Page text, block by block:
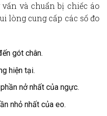
và chuẩn bị chiếc áo
lòng cung cấp các số đo
gót chân.
hiện tại.
nở nhất của ngực.
nhỏ nhất của eo.